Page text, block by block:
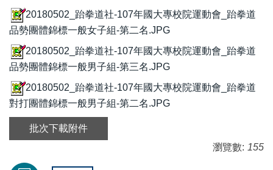
20180502_跆拳道社-107年國大專校院運動會_跆拳道
品勢團體錦標一般女子組-第二名.JPG
20180502_跆拳道社-107年國大專校院運動會_跆拳道
品勢團體錦標一般男子組-第三名.JPG
20180502_跆拳道社-107年國大專校院運動會_跆拳道
對打團體錦標一般男子組-第二名.JPG
批次下載附件
瀏覽數: 155